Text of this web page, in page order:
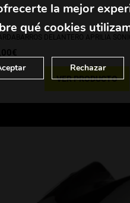
DELANTERO APRILIA
€
VER PRODUCTO
la mejor
qué cookies
Rechazar